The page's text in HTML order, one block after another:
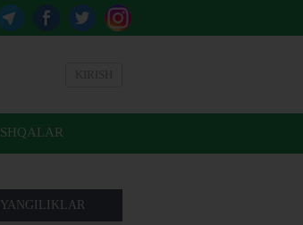
YANGILIKLAR